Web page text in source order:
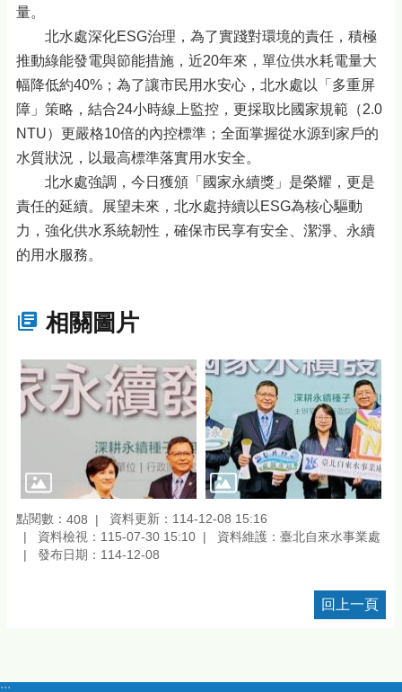
量。
北水處深化ESG治理，為了實踐對環境的責任，積極
推動綠能發電與節能措施，近20年來，單位供水耗電量大
幅降低約40%；為了讓市民用水安心，北水處以「多重屏
障」策略，結合24小時線上監控，更採取比國家規範（2.0
NTU）更嚴格10倍的內控標準；全面掌握從水源到家戶的
水質狀況，以最高標準落實用水安全。
北水處強調，今日獲頒「國家永續獎」是榮耀，更是
責任的延續。展望未來，北水處持續以ESG為核心驅動
力，強化供水系統韌性，確保市民享有安全、潔淨、永續
的用水服務。
相關圖片
點閱數： 408
資料更新：114-12-08 15:16
資料檢視：115-07-30 15:10
資料維護：臺北自來水事業處
發布日期：114-12-08
回上一頁